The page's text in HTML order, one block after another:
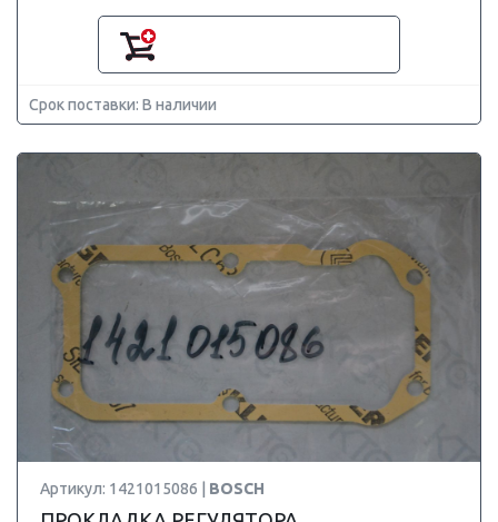
Срок поставки: В наличии
Артикул: 1421015086 | BOSCH